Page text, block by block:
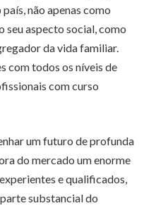
não apenas como
seu aspecto social, como
da vida familiar.
com todos os níveis de
com curso
um futuro de profunda
do mercado um enorme
e qualificados,
substancial do